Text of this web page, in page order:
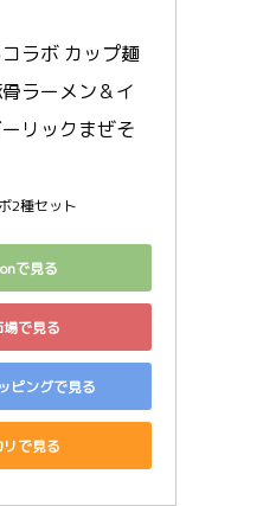
ラボ カップ麺
ラーメン＆イ
リックまぜそ
2種セット
で見る
で見る
ピングで見る
で見る